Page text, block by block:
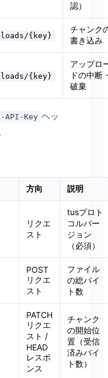
認）
{key}
チャンク
書き込み
{key}
アップロ
ドの中断
破棄
API-Key ヘッ
方向 説明
リクエ
スト
tusプロト
コルバー
ジョン
（必須）
POST
リクエ
スト
ファイル
の総バイ
ト数
PATCH
リクエ
スト /
HEAD
レスポ
ンス
チャンク
の開始位
置（受信
済みバイ
ト数）